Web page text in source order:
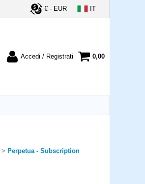
€ - EUR IT
Accedi / Registrati 0,00
Perpetua - Subscription